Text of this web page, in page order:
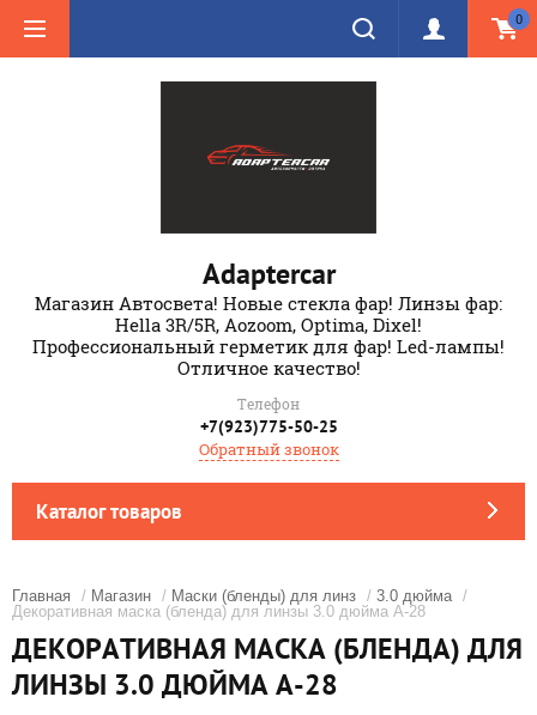
0
Adaptercar
Магазин Автосвета! Новые стекла фар! Линзы фар:
Hella 3R/5R, Aozoom, Optima, Dixel!
Профессиональный герметик для фар! Led-лампы!
Отличное качество!
Телефон
+7(923)775-50-25
Обратный звонок
Каталог товаров
Главная / Магазин / Маски (бленды) для линз / 3.0 дюйма /
Декоративная маска (бленда) для линзы 3.0 дюйма A-28
ДЕКОРАТИВНАЯ МАСКА (БЛЕНДА) ДЛЯ
ЛИНЗЫ 3.0 ДЮЙМА A-28